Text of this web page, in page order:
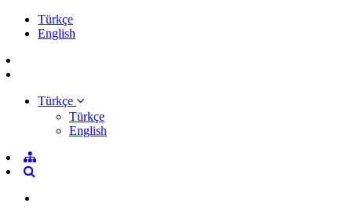
Türkçe
English
Türkçe
Türkçe
English